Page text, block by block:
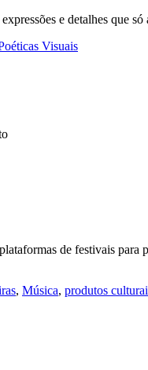
e detalhes que
Visuais
de festivais para
, Música, produtos